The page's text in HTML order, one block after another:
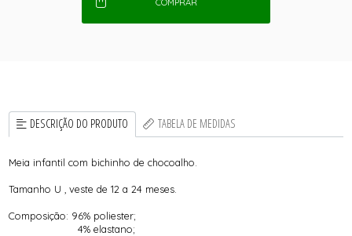
DESCRIÇÃO DO PRODUTO TABELA DE MEDIDAS
Meia infantil com bichinho de chocoalho.
Tamanho U , veste de 12 a 24 meses.
Composição: 96% poliester;
4% elastano;